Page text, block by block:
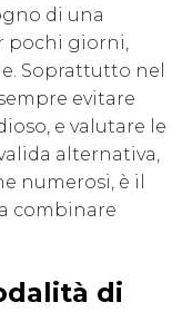
di una
pochi giorni,
Soprattutto nel
evitare
e valutare le
alternativa,
numerosi, è il
combinare
di